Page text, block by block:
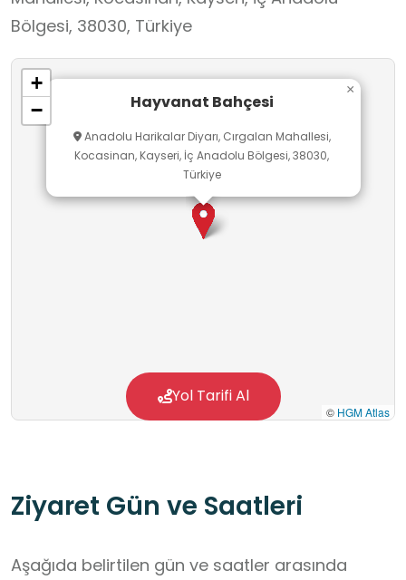
Bölgesi, 38030, Türkiye
Hayvanat Bahçesi
Anadolu Harikalar Diyarı, Cırgalan Mahallesi,
Kocasinan, Kayseri, İç Anadolu Bölgesi, 38030,
Türkiye
×
+
−
© HGM Atlas
Yol Tarifi Al
Ziyaret Gün ve Saatleri
Aşağıda belirtilen gün ve saatler arasında